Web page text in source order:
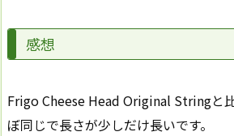
感想
Frigo Cheese Head Original Stringと
ぼ同じで長さが少しだけ長いです。